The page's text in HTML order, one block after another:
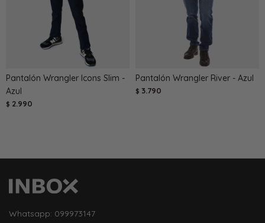
Pantalón Wrangler Icons Slim -
Azul
$ 2.990
Pantalón Wrangler River - Azul
$ 3.790
Whatsapp: 099973147